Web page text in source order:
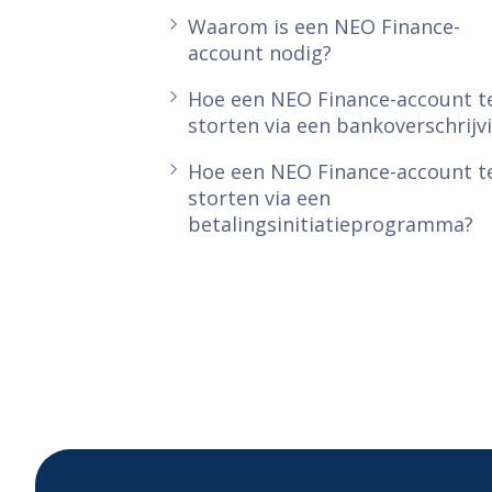
Waarom is een NEO Finance-
account nodig?
Hoe een NEO Finance-account
storten via een
Hoe een NEO Finance-account
storten via een
betalingsinitiatieprogramma?